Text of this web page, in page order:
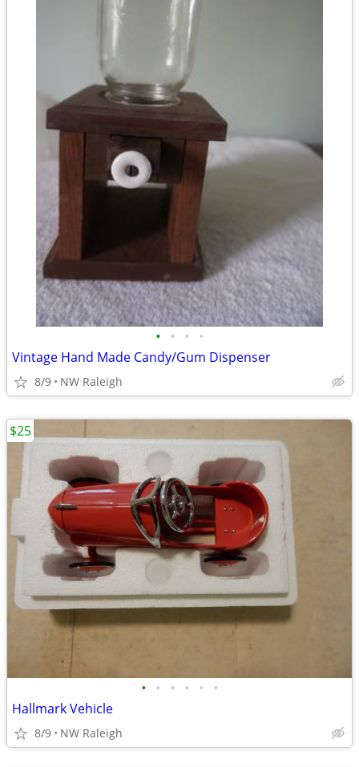
• • • •
Vintage Hand Made Candy/Gum Dispenser
8/9 NW Raleigh
• • • • • •
Hallmark Vehicle
8/9 NW Raleigh
$25